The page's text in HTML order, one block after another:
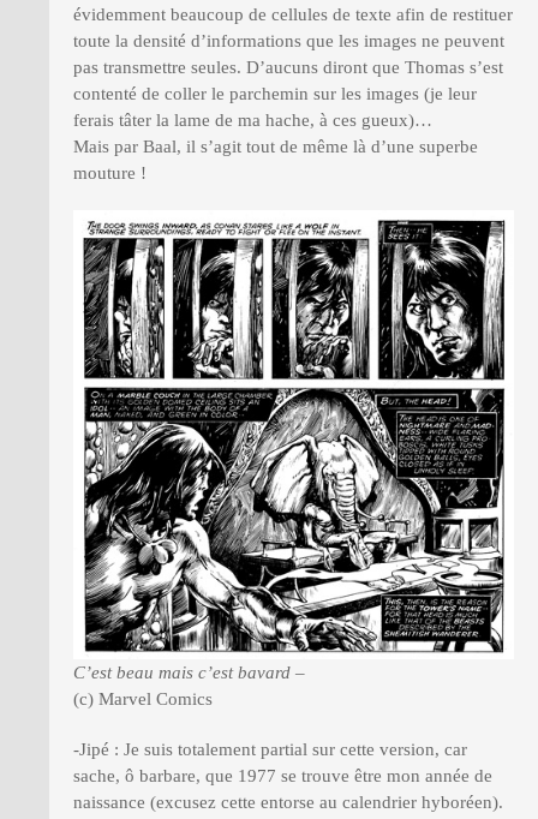
évidemment beaucoup de cellules de texte afin de restituer
toute la densité d’informations que les images ne peuvent
pas transmettre seules. D’aucuns diront que Thomas s’est
contenté de coller le parchemin sur les images (je leur
ferais tâter la lame de ma hache, à ces gueux)…
Mais par Baal, il s’agit tout de même là d’une superbe
mouture !
C’est beau mais c’est bavard –
(c) Marvel Comics
-Jipé : Je suis totalement partial sur cette version, car
sache, ô barbare, que 1977 se trouve être mon année de
naissance (excusez cette entorse au calendrier hyboréen).